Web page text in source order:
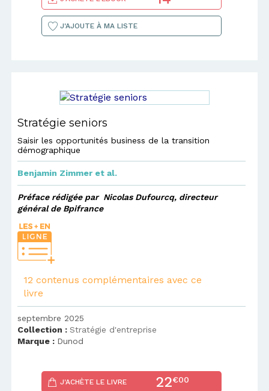
J'AJOUTE À MA LISTE
Stratégie seniors
Saisir les opportunités business de la transition
démographique
Benjamin Zimmer et al.
Préface rédigée par Nicolas Dufourcq, directeur
général de Bpifrance
12 contenus complémentaires avec ce
livre
septembre 2025
Collection :Stratégie d'entreprise
Marque : Dunod
J'ACHÈTE LE LIVRE 22€00